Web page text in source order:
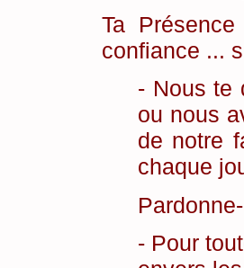
Ta
confiance ...
- Nous te
ou nous
de notre
chaque
- Pour